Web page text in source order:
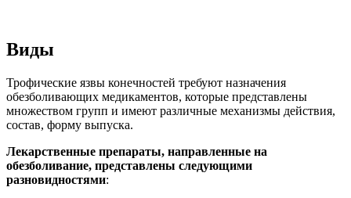
Виды
Трофические язвы конечностей требуют назначения
обезболивающих медикаментов, которые представлены
множеством групп и имеют различные механизмы действия,
состав, форму выпуска.
Лекарственные препараты, направленные на
обезболивание, представлены следующими
разновидностями: